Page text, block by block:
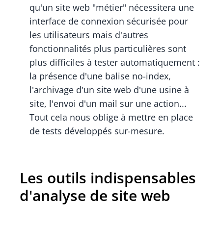
qu'un site web "métier" nécessitera une
interface de connexion sécurisée pour
les utilisateurs mais d'autres
fonctionnalités plus particulières sont
plus difficiles à tester automatiquement :
la présence d'une balise no-index,
l'archivage d'un site web d'une usine à
site, l'envoi d'un mail sur une action...
Tout cela nous oblige à mettre en place
de tests développés sur-mesure.
Les outils indispensables
d'analyse de site web